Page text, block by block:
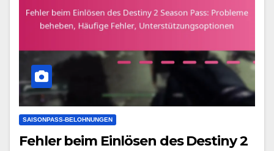
SAISONPASS-BELOHNUNGEN
Fehler beim Einlösen des Destiny 2